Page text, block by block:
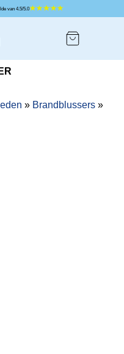
met een gemiddelde van 4.5/5.0
» Brandblussers »